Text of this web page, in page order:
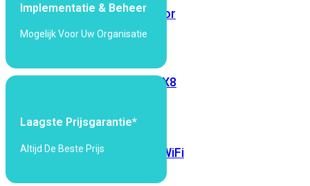
IndoorOutdoor
8X8
bekijken
FortiAP FortiWiFi
Implementatie & Beheer
Mogelijk Voor Uw Organisatie
Laagste Prijsgarantie*
Altijd De Beste Prijs